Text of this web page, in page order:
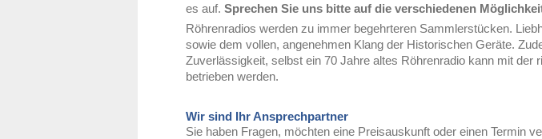
es auf. Sprechen Sie uns bitte auf die verschiedenen
Röhrenradios werden zu immer begehrteren Sammlerstücken.
sowie dem vollen, angenehmen Klang der Historischen Geräte.
Zuverlässigkeit, selbst ein 70 Jahre altes Röhrenradio kann mit der
betrieben werden.
Wir sind Ihr Ansprechpartner
Sie haben Fragen, möchten eine Preisauskunft oder einen Termin